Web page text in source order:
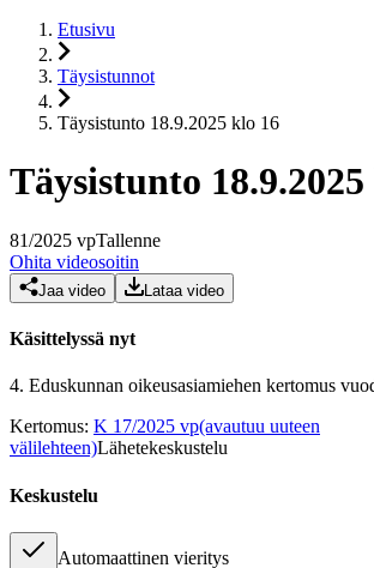
Etusivu
Täysistunnot
Täysistunto 18.9.2025 klo 16
Täysistunto
81/2025 vpTallenne
Ohita videosoitin
Jaa video Lataa video
Käsittelyssä nyt
4. Eduskunnan oikeusasiamiehen kertomus
Kertomus: K 17/2025 vp(avautuu uuteen
välilehteen)Lähetekeskustelu
Keskustelu
Automaattinen vieritys